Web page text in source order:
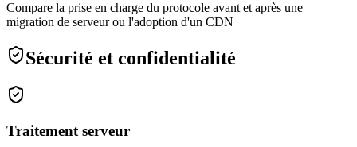
Compare la prise en charge du protocole avant et après une
migration de serveur ou l'adoption d'un CDN
Sécurité et confidentialité
Traitement serveur